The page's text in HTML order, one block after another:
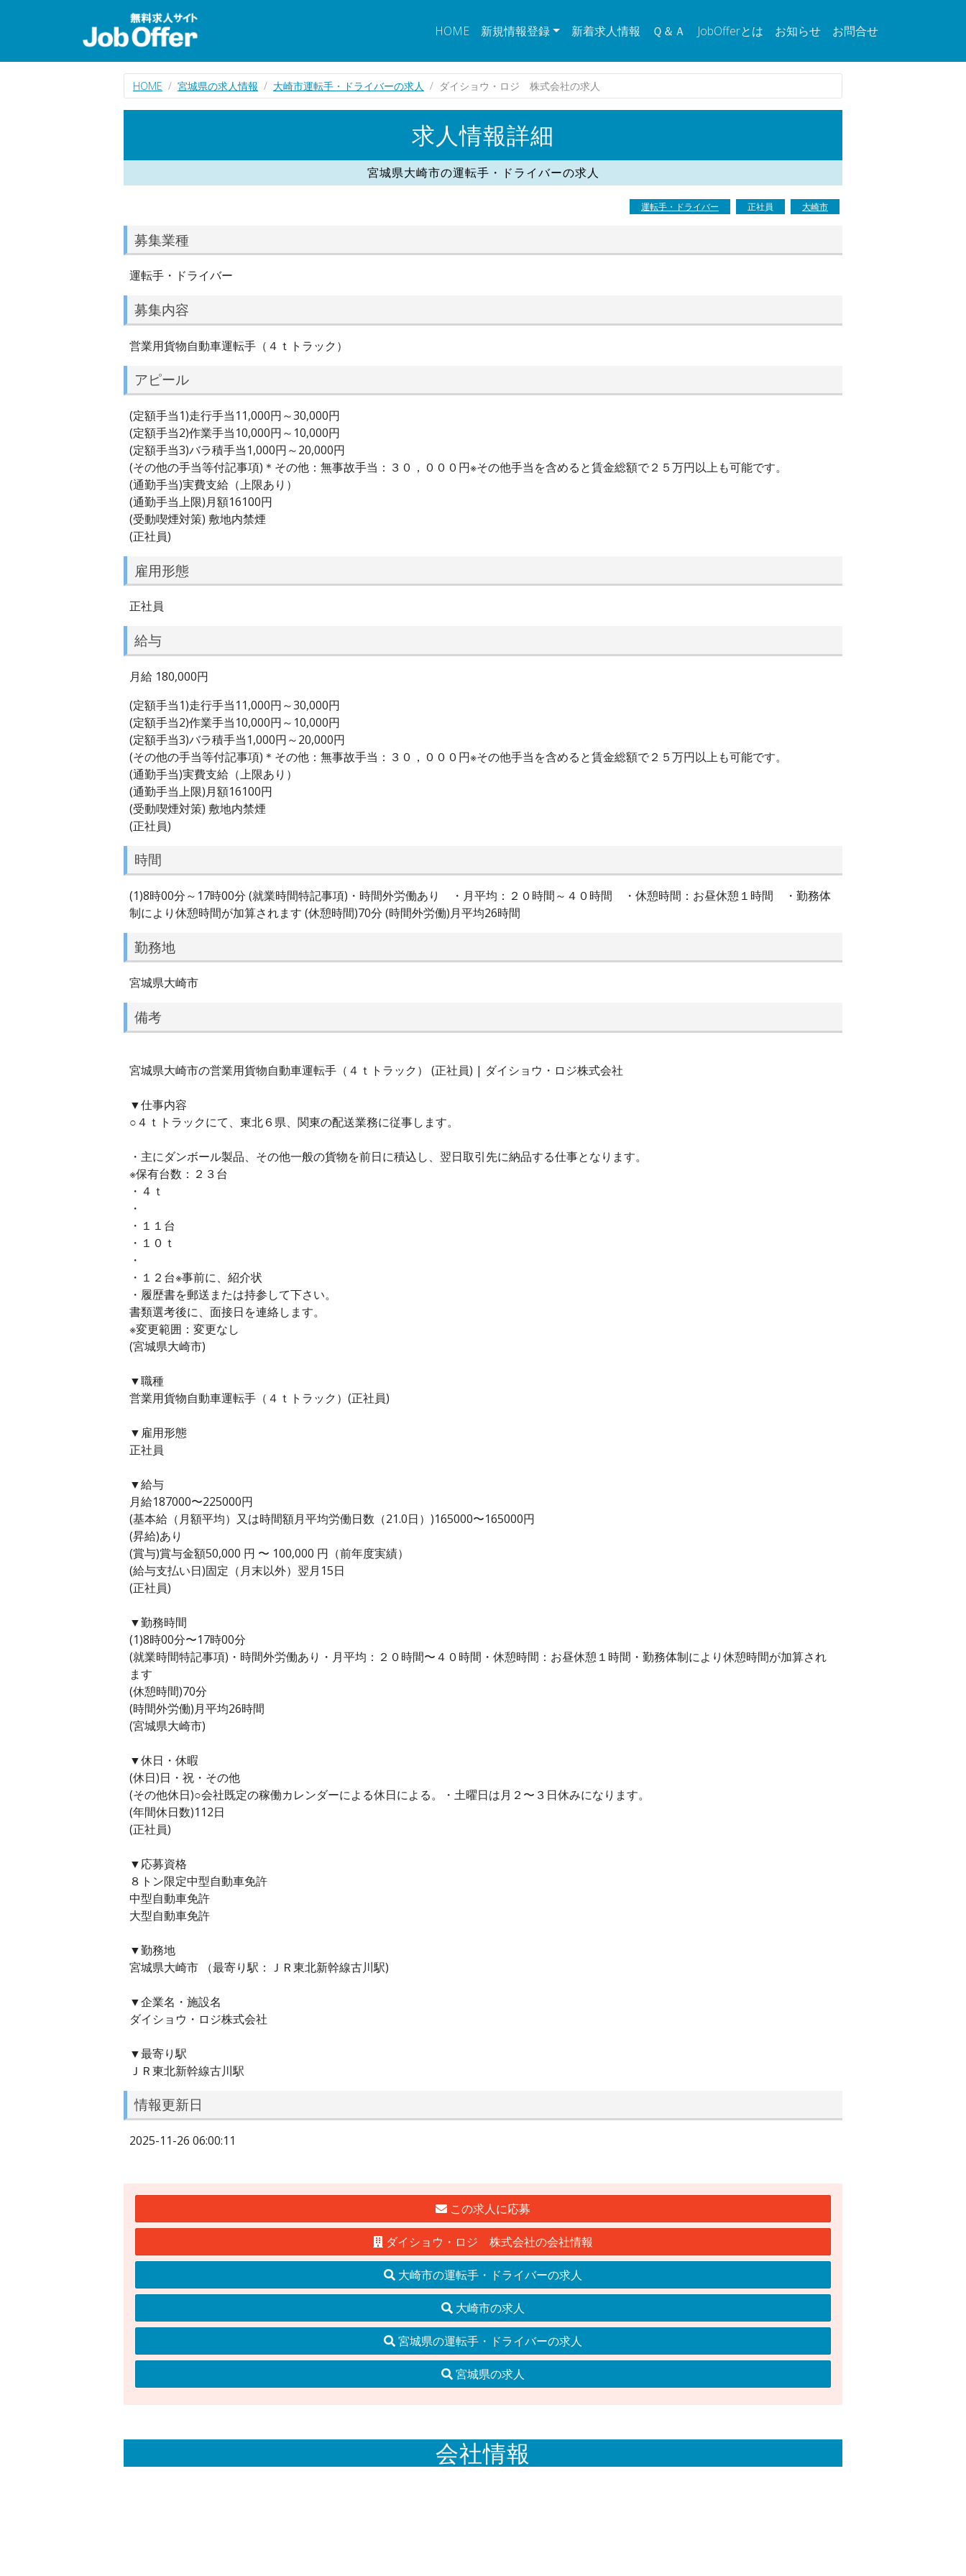
HOME 新規情報登録 新着求人情報 Ｑ＆Ａ JobOfferとは お知らせ お問合せ
HOME 宮城県の求人情報 大崎市運転手・ドライバーの求人 ダイショウ・ロジ 株式会社の求人
求人情報詳細
宮城県大崎市の運転手・ドライバーの求人
運転手・ドライバー 正社員 大崎市
募集業種
運転手・ドライバー
募集内容
営業用貨物自動車運転手（４ｔトラック）
アピール
(定額手当1)走行手当11,000円～30,000円
(定額手当2)作業手当10,000円～10,000円
(定額手当3)バラ積手当1,000円～20,000円
(その他の手当等付記事項)＊その他：無事故手当：３０，０００円※その他手当を含めると賃金総額で２５万円以上も可能です。
(通勤手当)実費支給（上限あり）
(通勤手当上限)月額16100円
(受動喫煙対策) 敷地内禁煙
(正社員)
雇用形態
正社員
給与
月給 180,000円
(定額手当1)走行手当11,000円～30,000円
(定額手当2)作業手当10,000円～10,000円
(定額手当3)バラ積手当1,000円～20,000円
(その他の手当等付記事項)＊その他：無事故手当：３０，０００円※その他手当を含めると賃金総額で２５万円以上も可能です。
(通勤手当)実費支給（上限あり）
(通勤手当上限)月額16100円
(受動喫煙対策) 敷地内禁煙
(正社員)
時間
(1)8時00分～17時00分 (就業時間特記事項)・時間外労働あり ・月平均：２０時間～４０時間 ・休憩時間：お昼休憩１時間 ・勤務体
制により休憩時間が加算されます (休憩時間)70分 (時間外労働)月平均26時間
勤務地
宮城県大崎市
備考
宮城県大崎市の営業用貨物自動車運転手（４ｔトラック） (正社員) | ダイショウ・ロジ株式会社
▼仕事内容
○４ｔトラックにて、東北６県、関東の配送業務に従事します。
・主にダンボール製品、その他一般の貨物を前日に積込し、翌日取引先に納品する仕事となります。
※保有台数：２３台
・４ｔ
・
・１１台
・１０ｔ
・
・１２台※事前に、紹介状
・履歴書を郵送または持参して下さい。
書類選考後に、面接日を連絡します。
※変更範囲：変更なし
(宮城県大崎市)
▼職種
営業用貨物自動車運転手（４ｔトラック）(正社員)
▼雇用形態
正社員
▼給与
月給187000〜225000円
(基本給（月額平均）又は時間額月平均労働日数（21.0日）)165000〜165000円
(昇給)あり
(賞与)賞与金額50,000 円 〜 100,000 円（前年度実績）
(給与支払い日)固定（月末以外）翌月15日
(正社員)
▼勤務時間
(1)8時00分〜17時00分
(就業時間特記事項)・時間外労働あり・月平均：２０時間〜４０時間・休憩時間：お昼休憩１時間・勤務体制により休憩時間が加算され
ます
(休憩時間)70分
(時間外労働)月平均26時間
(宮城県大崎市)
▼休日・休暇
(休日)日・祝・その他
(その他休日)○会社既定の稼働カレンダーによる休日による。・土曜日は月２〜３日休みになります。
(年間休日数)112日
(正社員)
▼応募資格
８トン限定中型自動車免許
中型自動車免許
大型自動車免許
▼勤務地
宮城県大崎市 （最寄り駅：ＪＲ東北新幹線古川駅)
▼企業名・施設名
ダイショウ・ロジ株式会社
▼最寄り駅
ＪＲ東北新幹線古川駅
情報更新日
2025-11-26 06:00:11
この求人に応募
ダイショウ・ロジ 株式会社の会社情報
大崎市の運転手・ドライバーの求人
大崎市の求人
宮城県の運転手・ドライバーの求人
宮城県の求人
会社情報